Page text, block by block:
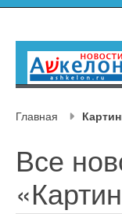
Главная
Все